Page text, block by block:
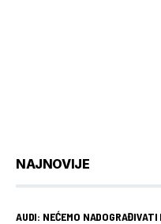
NAJNOVIJE
AUDI: NEĆEMO